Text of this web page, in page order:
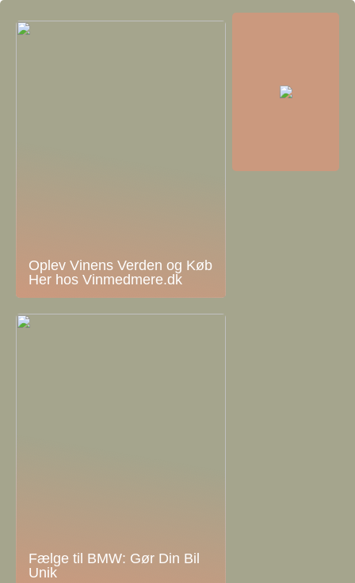
Oplev Vinens Verden og Køb
Her hos Vinmedmere.dk
Fælge til BMW: Gør Din Bil
Unik